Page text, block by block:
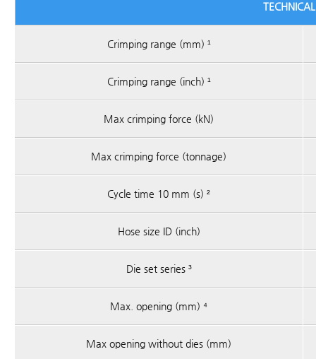
Crimping range (mm) ¹
Crimping range (inch) ¹
Max crimping force (kN)
Max crimping force (tonnage)
Cycle time 10 mm (s) ²
Hose size ID (inch)
Die set series ³
Max. opening (mm) ⁴
Max opening without dies (mm)